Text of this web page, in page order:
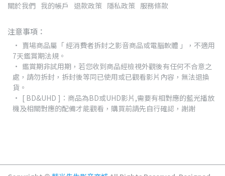
關於我們 我的帳戶 退款政策 隱私政策 服務條款
注意事項：
賣場商品屬「 經消費者拆封之影音商品或電腦軟體 」，不適用
7天鑑賞期法規。
鑑賞期非試用期，若您收到商品經檢視外觀後有任何不合意之
處，請勿拆封，拆封後等同已使用或已觀看影片內容，無法退換
貨。
[ BD&UHD ]：商品為BD或UHD影片,需要有相對應的藍光播放
機及相關對應的配備才能觀看，購買前請先自行確認，謝謝